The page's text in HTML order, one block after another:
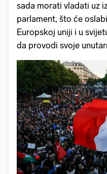
sada morati vladati uz
parlament, što će
Europskoj uniji i u
da provodi svoje